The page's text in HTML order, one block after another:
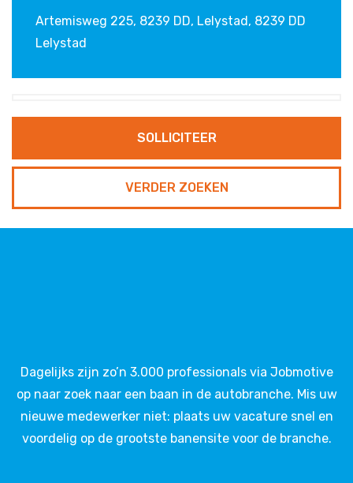
Artemisweg 225, 8239 DD, Lelystad, 8239 DD
Lelystad
VERDER ZOEKEN
Dagelijks zijn zo’n 3.000 professionals via Jobmotive
op naar zoek naar een baan in de autobranche. Mis uw
nieuwe medewerker niet: plaats uw vacature snel en
voordelig op de grootste banensite voor de branche.